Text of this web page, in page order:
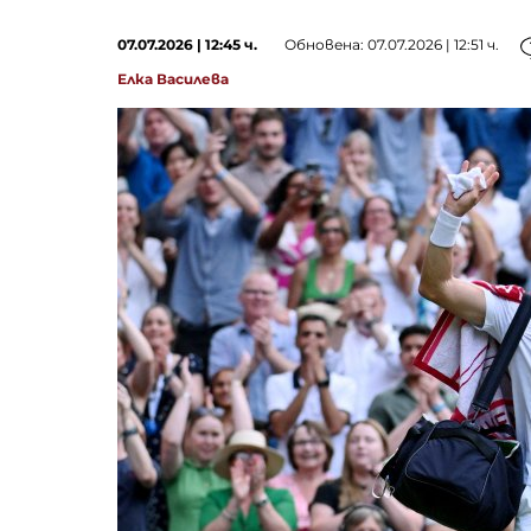
07.07.2026 | 12:45 ч. Обновена: 07.07.2026 | 12:51 ч.
Елка Василева